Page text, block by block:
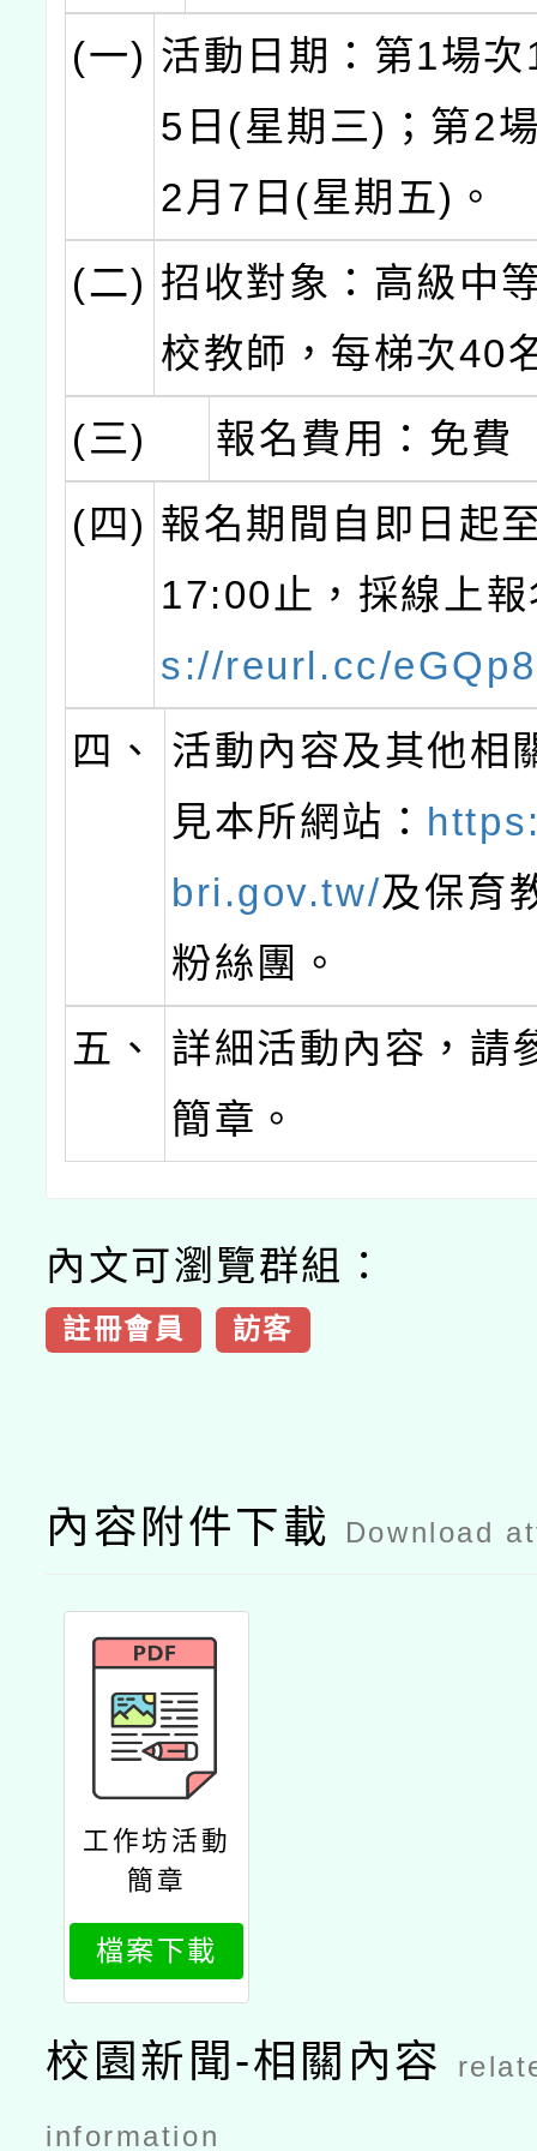
(一) 活動日期：第1場
5日(星期三)；第2
2月7日(星期五)。
(二) 招收對象：高級中
校教師，每梯次40
(三)
報名費用：免費
(四) 報名期間自即日起
17:00止，採線上
s://reurl.cc/
四、
活動內容及其他相
見本所網站：
bri.gov.tw/及保育
粉絲團。
五、
詳細活動內容，請
簡章。
內文可瀏覽群組：
註冊會員 訪客
內容附件下載 Download
工作坊活動
簡章
檔案下載
校園新聞-相關內容
information